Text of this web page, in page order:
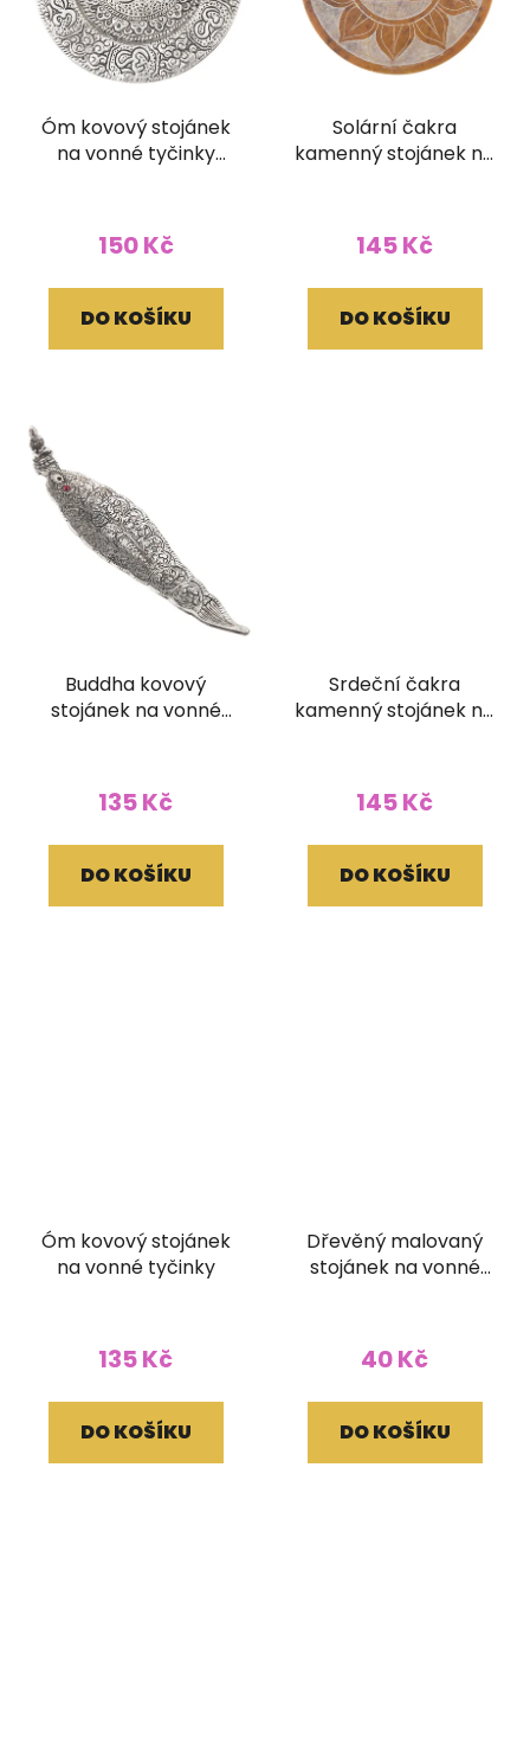
Óm kovový stojánek
na vonné tyčinky
150 Kč
DO KOŠÍKU
Solární čakra
kamenný stojánek na
145 Kč
DO KOŠÍKU
Buddha kovový
stojánek na vonné
135 Kč
DO KOŠÍKU
Srdeční čakra
kamenný stojánek na
145 Kč
DO KOŠÍKU
Óm kovový stojánek
na vonné tyčinky
135 Kč
DO KOŠÍKU
Dřevěný malovaný
stojánek na vonné
40 Kč
DO KOŠÍKU